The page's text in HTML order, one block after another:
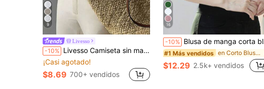
9
Livesso
-10% Livesso Camiseta sin mangas blanca holgada para mujer, elegante ropa de oficina casual de negocios, camiseta interior para ir al trabajo, verano
¡Casi agotado!
$8.69 700+ vendidos
16
-10% Blusa de manga corta blanca para mujer, camisa interior para traje de trabajo de oficina, nuevo lanzamiento de primavera/verano 2025, atuendo profesional de negocios de verano
#1 Más vendidos en Corto Blusas de manga
$12.29 2.5k+ vendidos